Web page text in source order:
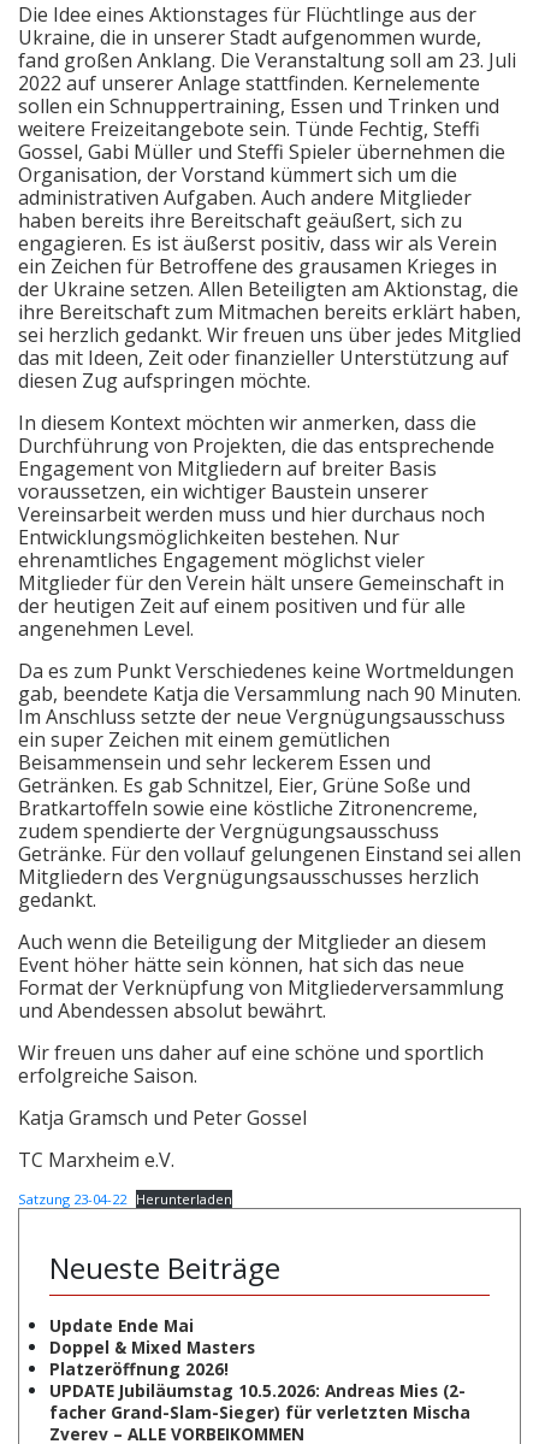
Die Idee eines Aktionstages für Flüchtlinge aus der
Ukraine, die in unserer Stadt aufgenommen wurde,
fand großen Anklang. Die Veranstaltung soll am 23. Juli
2022 auf unserer Anlage stattfinden. Kernelemente
sollen ein Schnuppertraining, Essen und Trinken und
weitere Freizeitangebote sein. Tünde Fechtig, Steffi
Gossel, Gabi Müller und Steffi Spieler übernehmen die
Organisation, der Vorstand kümmert sich um die
administrativen Aufgaben. Auch andere Mitglieder
haben bereits ihre Bereitschaft geäußert, sich zu
engagieren. Es ist äußerst positiv, dass wir als Verein
ein Zeichen für Betroffene des grausamen Krieges in
der Ukraine setzen. Allen Beteiligten am Aktionstag, die
ihre Bereitschaft zum Mitmachen bereits erklärt haben,
sei herzlich gedankt. Wir freuen uns über jedes Mitglied
das mit Ideen, Zeit oder finanzieller Unterstützung auf
diesen Zug aufspringen möchte.
In diesem Kontext möchten wir anmerken, dass die
Durchführung von Projekten, die das entsprechende
Engagement von Mitgliedern auf breiter Basis
voraussetzen, ein wichtiger Baustein unserer
Vereinsarbeit werden muss und hier durchaus noch
Entwicklungsmöglichkeiten bestehen. Nur
ehrenamtliches Engagement möglichst vieler
Mitglieder für den Verein hält unsere Gemeinschaft in
der heutigen Zeit auf einem positiven und für alle
angenehmen Level.
Da es zum Punkt Verschiedenes keine Wortmeldungen
gab, beendete Katja die Versammlung nach 90 Minuten.
Im Anschluss setzte der neue Vergnügungsausschuss
ein super Zeichen mit einem gemütlichen
Beisammensein und sehr leckerem Essen und
Getränken. Es gab Schnitzel, Eier, Grüne Soße und
Bratkartoffeln sowie eine köstliche Zitronencreme,
zudem spendierte der Vergnügungsausschuss
Getränke. Für den vollauf gelungenen Einstand sei allen
Mitgliedern des Vergnügungsausschusses herzlich
gedankt.
Auch wenn die Beteiligung der Mitglieder an diesem
Event höher hätte sein können, hat sich das neue
Format der Verknüpfung von Mitgliederversammlung
und Abendessen absolut bewährt.
Wir freuen uns daher auf eine schöne und sportlich
erfolgreiche Saison.
Katja Gramsch und Peter Gossel
TC Marxheim e.V.
Satzung 23-04-22 Herunterladen
Neueste Beiträge
Update Ende Mai
Doppel & Mixed Masters
Platzeröffnung 2026!
UPDATE Jubiläumstag 10.5.2026: Andreas Mies (2-
facher Grand-Slam-Sieger) für verletzten Mischa
Zverev – ALLE VORBEIKOMMEN